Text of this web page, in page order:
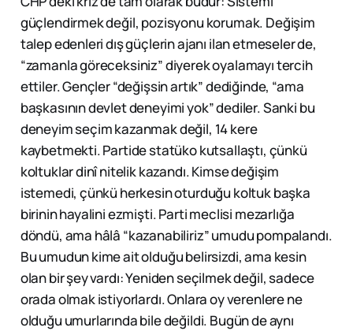
güçlendirmek değil, pozisyonu korumak. Değişim
talep edenleri dış güçlerin ajanı ilan etmeseler de,
“zamanla göreceksiniz” diyerek oyalamayı tercih
ettiler. Gençler “değişsin artık” dediğinde, “ama
başkasının devlet deneyimi yok” dediler. Sanki bu
deneyim seçim kazanmak değil, 14 kere
kaybetmekti. Partide statüko kutsallaştı, çünkü
koltuklar dinî nitelik kazandı. Kimse değişim
istemedi, çünkü herkesin oturduğu koltuk başka
birinin hayalini ezmişti. Parti meclisi mezarlığa
döndü, ama hâlâ “kazanabiliriz” umudu pompalandı.
Bu umudun kime ait olduğu belirsizdi, ama kesin
olan bir şey vardı: Yeniden seçilmek değil, sadece
orada olmak istiyorlardı. Onlara oy verenlere ne
olduğu umurlarında bile değildi. Bugün de aynı